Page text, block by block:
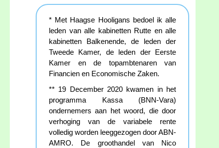
* Met Haagse Hooligans bedoel ik alle
leden van alle kabinetten Rutte en alle
kabinetten Balkenende, de leden der
Tweede Kamer, de leden der Eerste
Kamer en de topambtenaren van
Financien en Economische Zaken.
** 19 December 2020 kwamen in het
programma Kassa (BNN-Vara)
ondernemers aan het woord, die door
verhoging van de variabele rente
volledig worden leeggezogen door ABN-
AMRO. De groothandel van Nico